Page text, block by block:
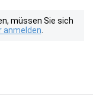
müssen Sie sich
anmelden